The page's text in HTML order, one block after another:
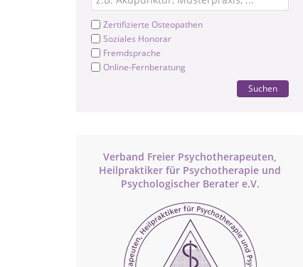
Zertifizierte Osteopathen
Soziales Honorar
Fremdsprache
Online-Fernberatung
Suchen
Verband Freier Psychotherapeuten,
Heilpraktiker für Psychotherapie und
Psychologischer Berater e.V.